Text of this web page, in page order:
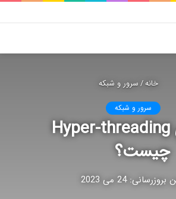
پوسته
خانه/سرور و شبکه
سرور و شبکه
تکنولوژی Hyper-threading
چیست؟
24 می 2023